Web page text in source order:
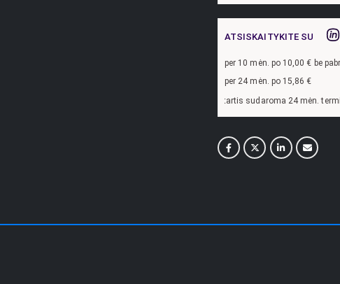
ATSISKAITYKITE SU
per 10 mėn. po 10,00 € be
per 24 mėn. po 15,86 €
€, kai sutartis sudaroma 24 mėn. terminui, metinė palūkanų